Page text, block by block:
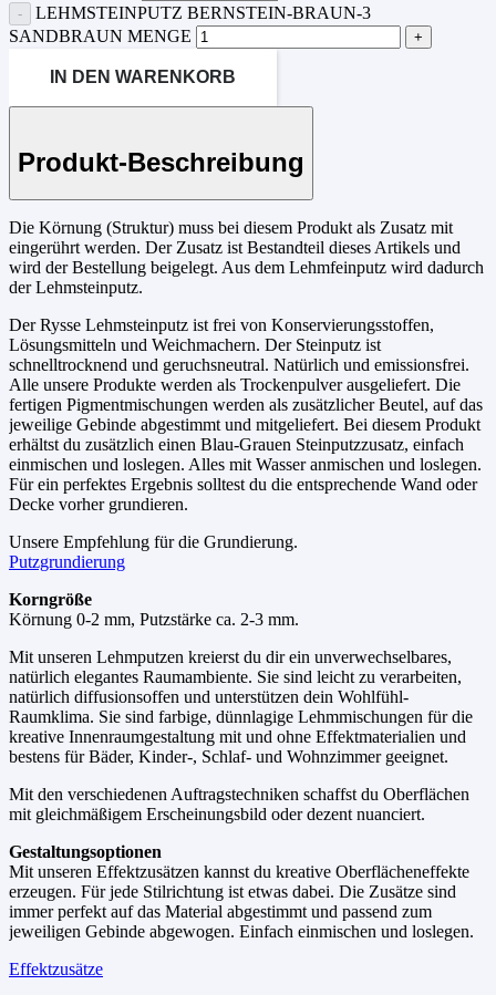
LEHMSTEINPUTZ BERNSTEIN-BRAUN-3
SANDBRAUN MENGE
IN DEN WARENKORB
Produkt-Beschreibung
Die Körnung (Struktur) muss bei diesem Produkt als Zusatz mit
eingerührt werden. Der Zusatz ist Bestandteil dieses Artikels und
wird der Bestellung beigelegt. Aus dem Lehmfeinputz wird dadurch
der Lehmsteinputz.
Der Rysse Lehmsteinputz ist frei von Konservierungsstoffen,
Lösungsmitteln und Weichmachern. Der Steinputz ist
schnelltrocknend und geruchsneutral. Natürlich und emissionsfrei.
Alle unsere Produkte werden als Trockenpulver ausgeliefert. Die
fertigen Pigmentmischungen werden als zusätzlicher Beutel, auf das
jeweilige Gebinde abgestimmt und mitgeliefert. Bei diesem Produkt
erhältst du zusätzlich einen Blau-Grauen Steinputzzusatz, einfach
einmischen und loslegen. Alles mit Wasser anmischen und loslegen.
Für ein perfektes Ergebnis solltest du die entsprechende Wand oder
Decke vorher grundieren.
Unsere Empfehlung für die Grundierung.
Putzgrundierung
Korngröße
Körnung 0-2 mm, Putzstärke ca. 2-3 mm.
Mit unseren Lehmputzen kreierst du dir ein unverwechselbares,
natürlich elegantes Raumambiente. Sie sind leicht zu verarbeiten,
natürlich diffusionsoffen und unterstützen dein Wohlfühl-
Raumklima. Sie sind farbige, dünnlagige Lehmmischungen für die
kreative Innenraumgestaltung mit und ohne Effektmaterialien und
bestens für Bäder, Kinder-, Schlaf- und Wohnzimmer geeignet.
Mit den verschiedenen Auftragstechniken schaffst du Oberflächen
mit gleichmäßigem Erscheinungsbild oder dezent nuanciert.
Gestaltungsoptionen
Mit unseren Effektzusätzen kannst du kreative Oberflächeneffekte
erzeugen. Für jede Stilrichtung ist etwas dabei. Die Zusätze sind
immer perfekt auf das Material abgestimmt und passend zum
jeweiligen Gebinde abgewogen. Einfach einmischen und loslegen.
Effektzusätze